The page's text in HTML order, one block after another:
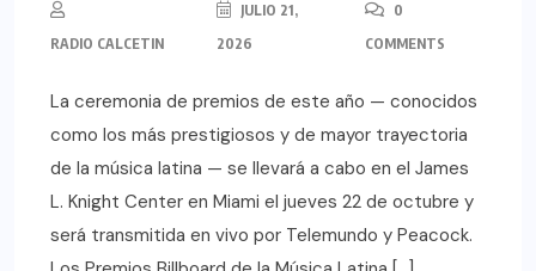
RADIO CALCETIN
JULIO 21,
2026
0
COMMENTS
La ceremonia de premios de este año — conocidos
como los más prestigiosos y de mayor trayectoria
de la música latina — se llevará a cabo en el James
L. Knight Center en Miami el jueves 22 de octubre y
será transmitida en vivo por Telemundo y Peacock.